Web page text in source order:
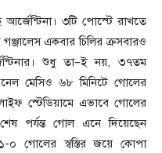
৩টি পোস্টে রাখতে
একবার চিলির ক্রসবারও
শুধু তা–ই নয়, ৩৭তম
মেসিও ৬৮ মিনিটে গোলের
স্টেডিয়ামে এভাবে গোলের
পর্যন্ত গোল এনে দিয়েছেন
১-০ গোলের স্বস্তির জয়ে কোপা